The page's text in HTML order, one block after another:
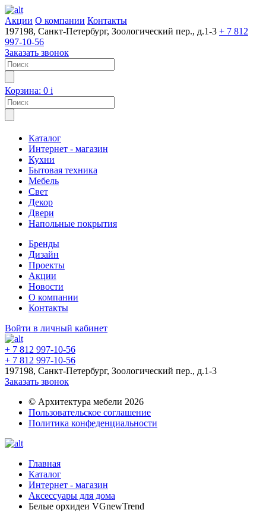
Акции О компании Контакты
197198, Санкт-Петербург, Зоологический пер., д.1-3 + 7 812
997-10-56
Заказать звонок
Корзина: 0 i
Каталог
Интернет - магазин
Кухни
Бытовая техника
Мебель
Свет
Декор
Двери
Напольные покрытия
Бренды
Дизайн
Проекты
Акции
Новости
О компании
Контакты
Войти в личный кабинет
+ 7 812 997-10-56
+ 7 812 997-10-56
197198, Санкт-Петербург, Зоологический пер., д.1-3
Заказать звонок
© Архитектура мебели 2026
Пользовательское соглашение
Политика конфеденциальности
Главная
Каталог
Интернет - магазин
Аксессуары для дома
Белые орхидеи VGnewTrend